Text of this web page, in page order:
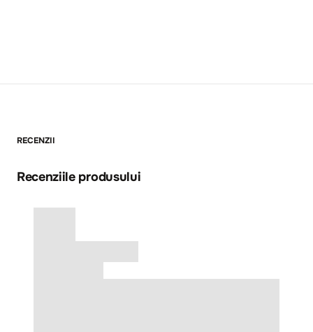
RECENZII
Recenziile produsului